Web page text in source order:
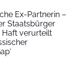
Ex-Partnerin –
Staatsbürger
Haft verurteilt